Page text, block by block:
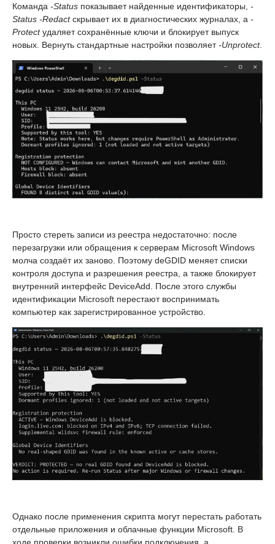
Команда -Status показывает найденные идентификаторы, -
Status -Redactскрывает их в диагностических журналах, а -
Protectудаляет сохранённые ключи и блокирует выпуск
новых. Вернуть стандартные настройки позволяет-Unprotect.
Просто стереть записи из реестра недостаточно: после
перезагрузки или обращения к серверам Microsoft Windows
молча создаёт их заново. Поэтому deGDID меняет списки
контроля доступа и разрешения реестра, а также блокирует
внутренний интерфейс DeviceAdd. После этого службы
идентификации Microsoft перестают воспринимать
компьютер как зарегистрированное устройство.
Однако после применения скрипта могут перестать работать
отдельные приложения и облачные функции Microsoft. В